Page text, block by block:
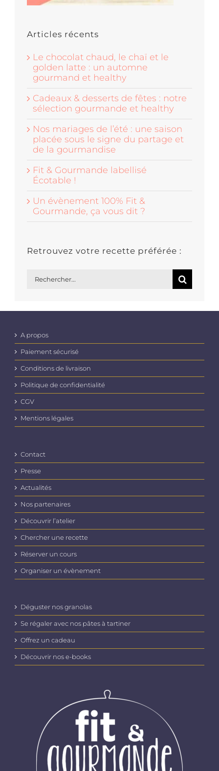
Articles récents
Le chocolat chaud, le chaï et le
golden latte : un automne
gourmand et healthy
Cadeaux & desserts de fêtes : notre
sélection gourmande et healthy
Nos mariages de l’été : une saison
placée sous le signe du partage et
de la gourmandise
Fit & Gourmande labellisé
Écotable !
Un évènement 100% Fit &
Gourmande, ça vous dit ?
Retrouvez votre recette préférée :
A propos
Paiement sécurisé
Conditions de livraison
Politique de confidentialité
CGV
Mentions légales
Contact
Presse
Actualités
Nos partenaires
Découvrir l’atelier
Chercher une recette
Réserver un cours
Organiser un évènement
Déguster nos granolas
Se régaler avec nos pâtes à tartiner
Offrez un cadeau
Découvrir nos e-books